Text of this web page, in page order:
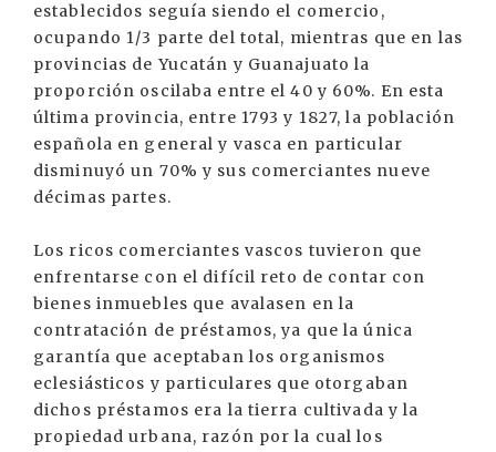
establecidos seguía siendo el comercio,
ocupando 1/3 parte del total, mientras que en las
provincias de Yucatán y Guanajuato la
proporción oscilaba entre el 40 y 60%. En esta
última provincia, entre 1793 y 1827, la población
española en general y vasca en particular
disminuyó un 70% y sus comerciantes nueve
décimas partes.
Los ricos comerciantes vascos tuvieron que
enfrentarse con el difícil reto de contar con
bienes inmuebles que avalasen en la
contratación de préstamos, ya que la única
garantía que aceptaban los organismos
eclesiásticos y particulares que otorgaban
dichos préstamos era la tierra cultivada y la
propiedad urbana, razón por la cual los